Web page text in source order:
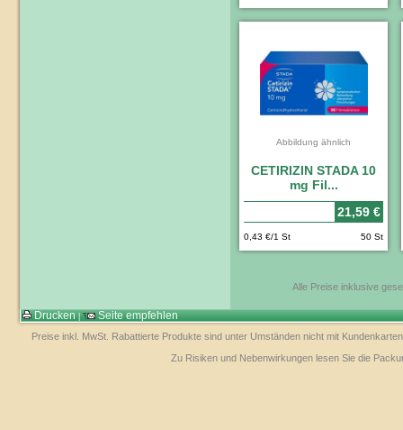
Abbildung ähnlich
CETIRIZIN STADA 10
mg Fil...
21,59 €
0,43 €/1 St 50 St
Alle Preise inklusive
Drucken Seite empfehlen
Preise inkl. MwSt. Rabattierte Produkte sind unter Umständen nicht mit
Zu Risiken und Nebenwirkungen lesen Sie die